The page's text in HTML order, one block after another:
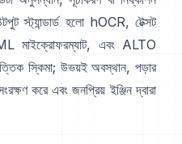
স্ট্যান্ডার্ড হলো hOCR, টেক্সট
মাইক্রোফরম্যাট, এবং ALTO
স্কিমা; উভয়ই অবস্থান, পড়ার
করে এবং জনপ্রিয় ইঞ্জিন দ্বারা